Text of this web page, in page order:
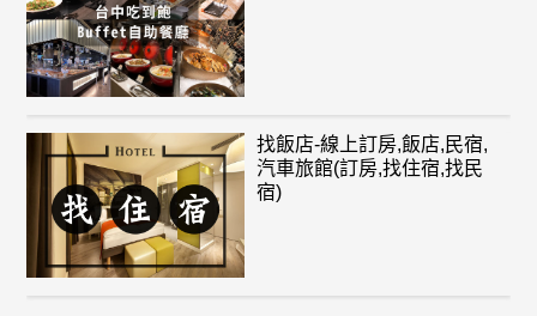
找飯店-線上訂房,飯店,民宿,
汽車旅館(訂房,找住宿,找民
宿)